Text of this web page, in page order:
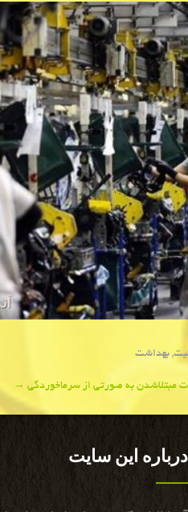
, بهداشت
مبتلاشدن به صورتی از سرماخوردگی →
درباره این سایت